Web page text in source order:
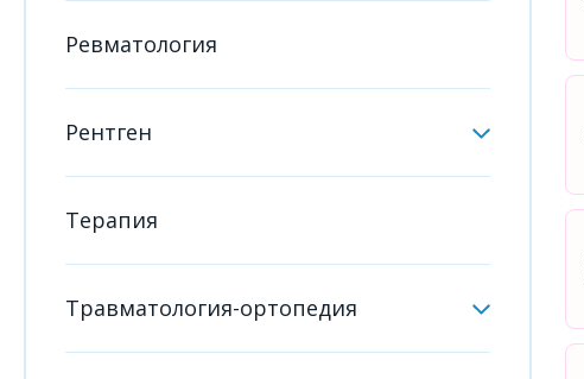
Ревматология
Рентген
Терапия
Травматология-ортопедия